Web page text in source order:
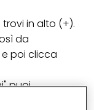
in alto (+).
da
poi clicca
puoi